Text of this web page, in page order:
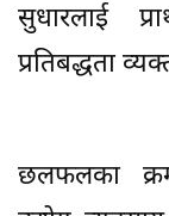
सुधारलाई
प्रतिबद्धता
छलफलका